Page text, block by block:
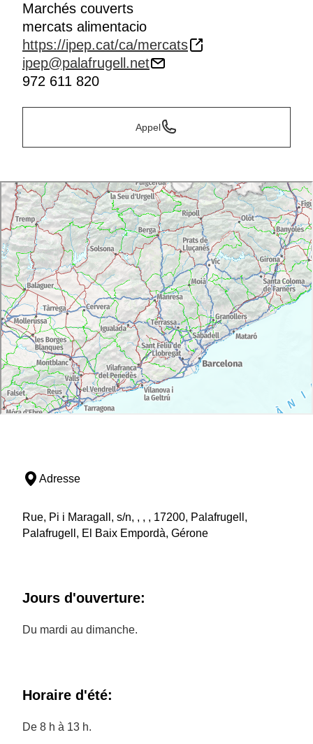
Marchés couverts
mercats alimentacio
https://ipep.cat/ca/mercats
ipep@palafrugell.net
972 611 820
Appel
Adresse
Rue, Pi i Maragall, s/n, , , , 17200, Palafrugell,
Palafrugell, El Baix Empordà, Gérone
Jours d'ouverture:
Du mardi au dimanche.
Horaire d'été:
De 8 h à 13 h.